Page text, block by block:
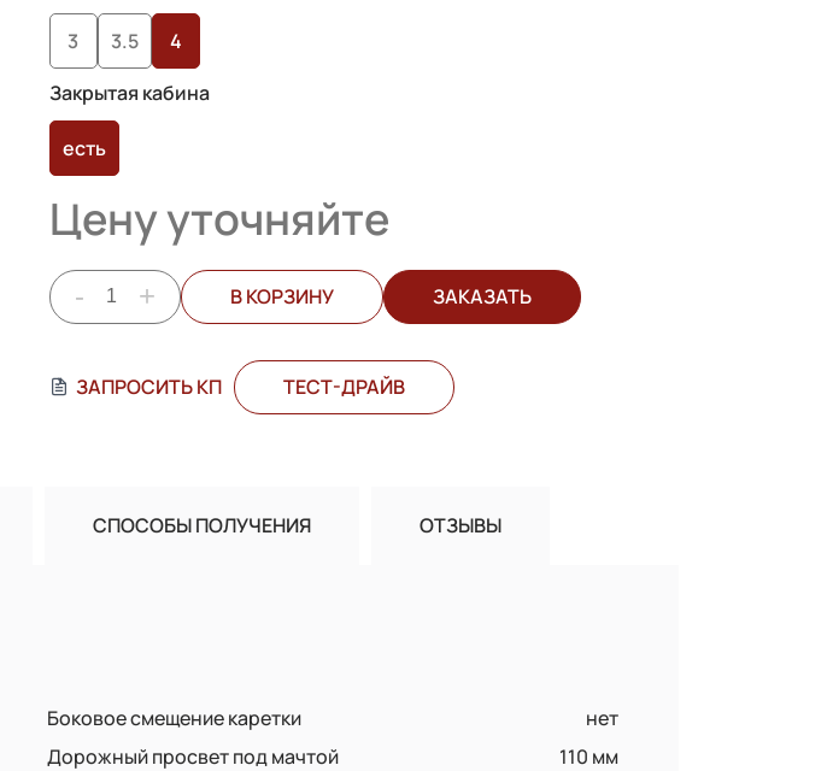
3 3.5
4
Закрытая кабина
есть
Цену уточняйте
- + В КОРЗИНУ ЗАКАЗАТЬ
ЗАПРОСИТЬ КП ТЕСТ-ДРАЙВ
СПОСОБЫ ПОЛУЧЕНИЯ ОТЗЫВЫ
Боковое смещение каретки
нет
Дорожный просвет под мачтой
110 мм